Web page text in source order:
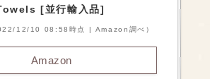
[並行輸入品]
12/10 08:58時点 | Amazon調べ）
Amazon